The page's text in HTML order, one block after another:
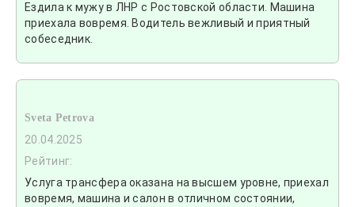
Ездила к мужу в ЛНР с Ростовской области. Машина
приехала вовремя. Водитель вежливый и приятный
собеседник.
Sveta Petrova
20.04.2025
Рейтинг:
Услуга трансфера оказана на высшем уровне, приехал
вовремя, машина и салон в отличном состоянии,